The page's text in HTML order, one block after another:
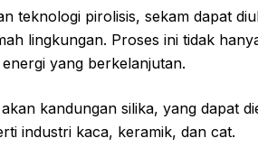
teknologi pirolisis, sekam dapat
lingkungan. Proses ini tidak
yang berkelanjutan.
kandungan silika, yang dapat
industri kaca, keramik, dan cat.